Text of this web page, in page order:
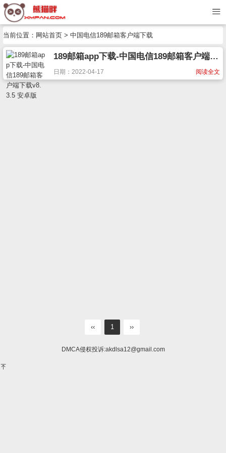
当前位置： 网站首页 > 中国电信189邮箱客户端下载
189邮箱app下载-中国电信189邮箱客户端下载v8.3.5 安卓版
阅读全文
日期：2022-04-17
‹‹ 1 ››
DMCA侵权投诉:akdlsa12@gmail.com